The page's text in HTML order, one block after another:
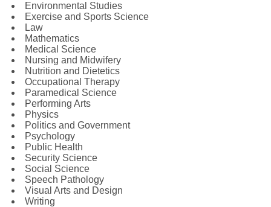
Environmental Studies
Exercise and Sports Science
Law
Mathematics
Medical Science
Nursing and Midwifery
Nutrition and Dietetics
Occupational Therapy
Paramedical Science
Performing Arts
Physics
Politics and Government
Psychology
Public Health
Security Science
Social Science
Speech Pathology
Visual Arts and Design
Writing